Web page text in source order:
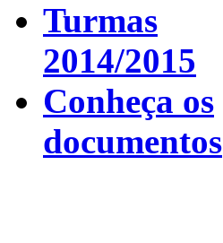
Turmas
2014/2015
Conheça os
documentos